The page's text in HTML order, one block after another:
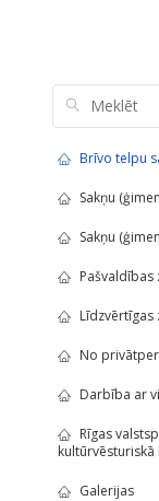
Brīvo telpu
Sakņu
Sakņu
Līdzvērtīgas
No
Darbība ar
Rīgas
Galerijas